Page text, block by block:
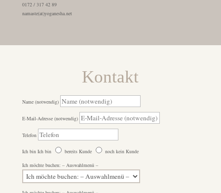
0172 / 317 42 89
namaste(at)yoganesha.net
Kontakt
Name (notwendig)
E-Mail-Adresse (notwendig)
Telefon
Ich bin Ich bin bereits Kunde
noch kein Kunde
Ich möchte buchen: – Auswahlmenü –